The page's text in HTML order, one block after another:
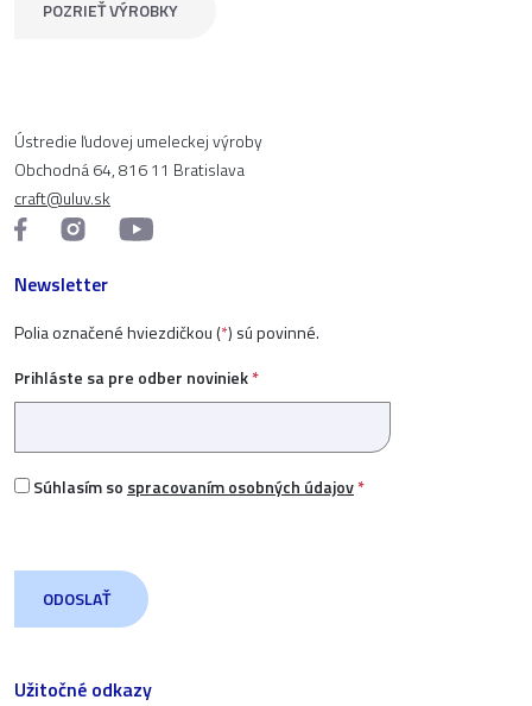
POZRIEŤ VÝROBKY
Užitočné odkazy
Ústredie ľudovej umeleckej výroby
Obchodná 64, 816 11 Bratislava
craft@uluv.sk
Newsletter
Polia označené hviezdičkou (*) sú povinné.
Prihláste sa pre odber noviniek*
Súhlasím so spracovaním osobných údajov*